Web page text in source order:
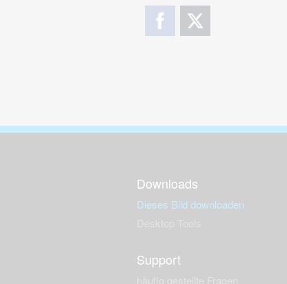
Downloads
Dieses Bild downloaden
Support